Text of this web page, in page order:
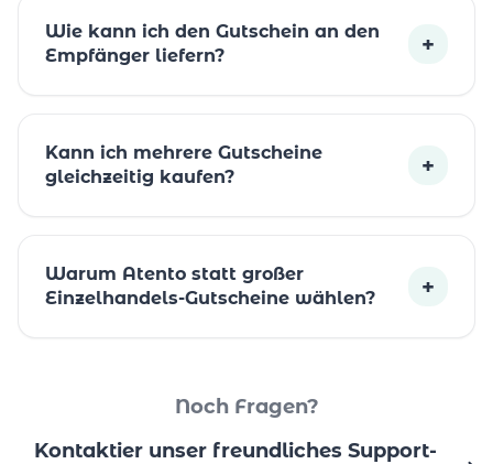
Wie kann ich den Gutschein an den
Empfänger liefern?
+
Kann ich mehrere Gutscheine
gleichzeitig kaufen?
+
Warum Atento statt großer
Einzelhandels-Gutscheine wählen?
+
Noch Fragen?
Kontaktier unser freundliches Support-